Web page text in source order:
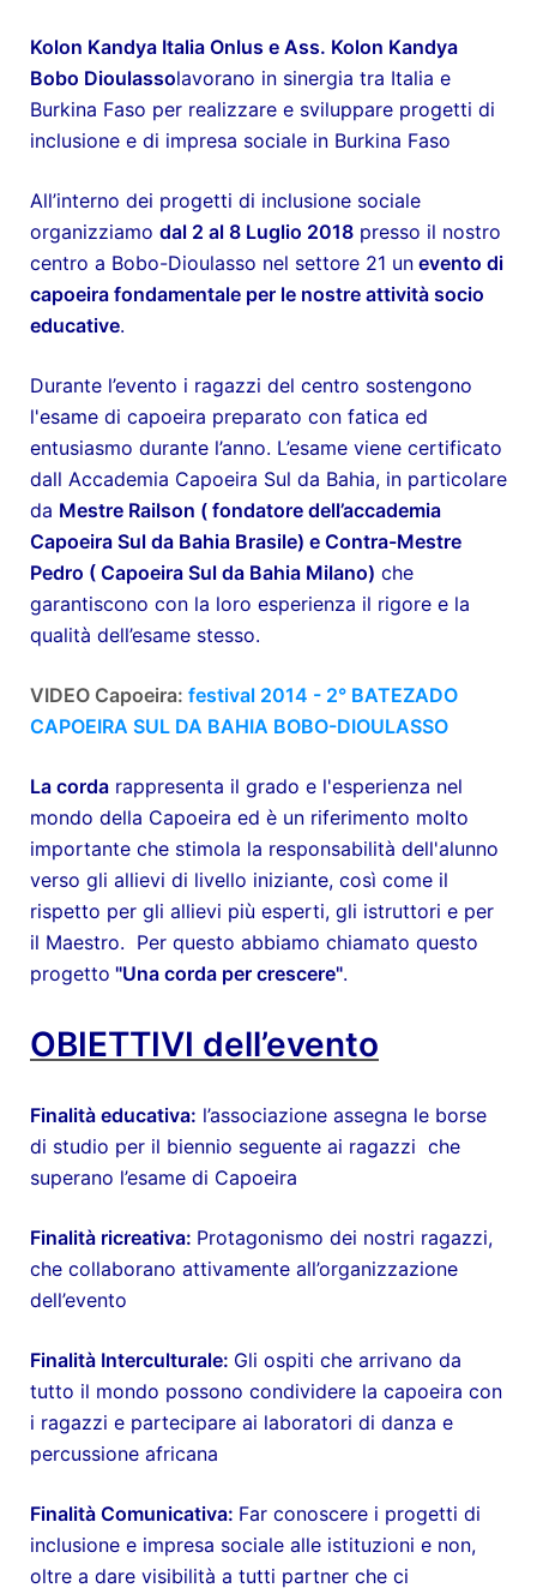
Kolon Kandya Italia Onlus e Ass. Kolon Kandya
Bobo Dioulassolavorano in sinergia tra Italia e
Burkina Faso per realizzare e sviluppare progetti di
inclusione e di impresa sociale in Burkina Faso
All’interno dei progetti di inclusione sociale
organizziamo dal 2 al 8 Luglio 2018 presso il nostro
centro a Bobo-Dioulasso nel settore 21 un evento di
capoeira fondamentale per le nostre attività socio
educative.
Durante l’evento i ragazzi del centro sostengono
l'esame di capoeira preparato con fatica ed
entusiasmo durante l’anno. L’esame viene certificato
dall Accademia Capoeira Sul da Bahia, in particolare
da Mestre Railson ( fondatore dell’accademia
Capoeira Sul da Bahia Brasile) e Contra-Mestre
Pedro ( Capoeira Sul da Bahia Milano) che
garantiscono con la loro esperienza il rigore e la
qualità dell’esame stesso.
VIDEO Capoeira: festival 2014 - 2° BATEZADO
CAPOEIRA SUL DA BAHIA BOBO-DIOULASSO
La corda rappresenta il grado e l'esperienza nel
mondo della Capoeira ed è un riferimento molto
importante che stimola la responsabilità dell'alunno
verso gli allievi di livello iniziante, così come il
rispetto per gli allievi più esperti, gli istruttori e per
il Maestro. Per questo abbiamo chiamato questo
progetto "Una corda per crescere".
OBIETTIVI dell’evento
Finalità educativa: l’associazione assegna le borse
di studio per il biennio seguente ai ragazzi che
superano l’esame di Capoeira
Finalità ricreativa: Protagonismo dei nostri ragazzi,
che collaborano attivamente all’organizzazione
dell’evento
Finalità Interculturale: Gli ospiti che arrivano da
tutto il mondo possono condividere la capoeira con
i ragazzi e partecipare ai laboratori di danza e
percussione africana
Finalità Comunicativa: Far conoscere i progetti di
inclusione e impresa sociale alle istituzioni e non,
oltre a dare visibilità a tutti partner che ci